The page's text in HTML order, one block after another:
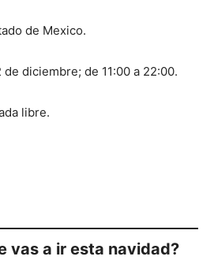
de Mexico.
diciembre; de 11:00 a 22:00.
libre.
vas a ir esta navidad?